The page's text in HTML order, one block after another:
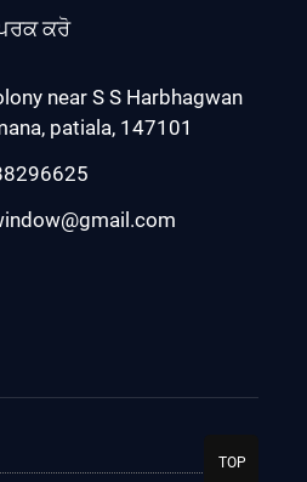
ਕਰੋ
near S S Harbhagwan
patiala, 147101
TOP